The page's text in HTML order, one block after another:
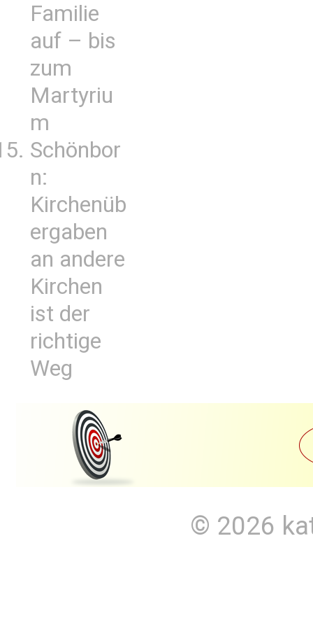
Familie
auf – bis
zum
Martyriu
m
Schönbor
n:
Kirchenüb
ergaben
an andere
Kirchen
ist der
richtige
Weg
© 2026